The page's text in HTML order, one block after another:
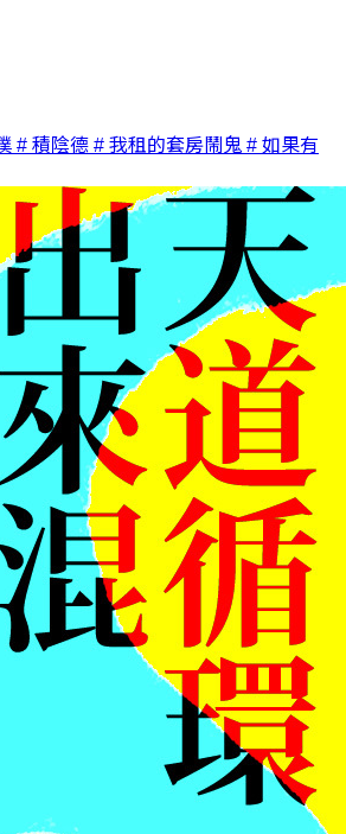
# 積陰德 # 我租的套房鬧鬼 # 如果有